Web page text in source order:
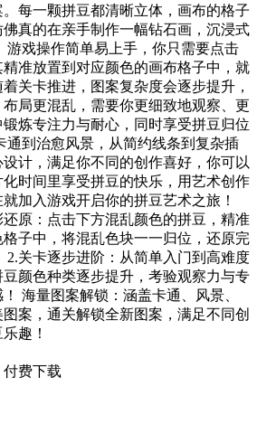
每一颗拼豆都清晰立体，画布的格子
真的在亲手制作一幅钻石画，沉浸式
游戏操作简单易上手，你只需要点击
准放置到对应颜色的画布格子中，就
关卡推进，图案复杂度会逐步提升，
局更混乱，需要你更细致地观察、更
炼专注力与耐心，同时享受拼豆归位
通到治愈风景，从简约线条到复杂插
计，满足你不同的创作喜好，你可以
时间里享受拼豆的快乐，用艺术创作
加入游戏开启你的拼豆艺术之旅！
原：点击下方混乱颜色的拼豆，精准
子中，将混乱色块一一归位，还原完
2.关卡逐步进阶：从简单入门到高难度
颜色种类逐步提升，考验观察力与专
海量图案解锁：涵盖卡通、风景、
案，通关解锁全新图案，满足不同创
趣！
付费下载